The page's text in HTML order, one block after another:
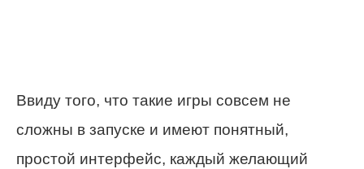
Ввиду того, что такие игры совсем не
сложны в запуске и имеют понятный,
простой интерфейс, каждый желающий